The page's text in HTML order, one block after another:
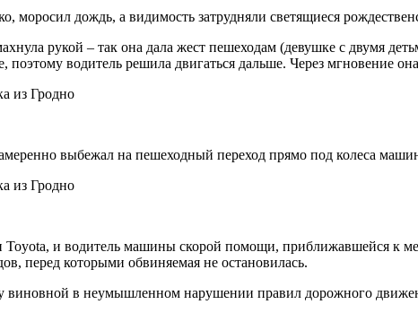
моросил дождь, а видимость затрудняли светящиеся
рукой – так она дала жест пешеходам (девушке с двумя
водитель решила двигаться дальше. Через мгновение
выбежал на пешеходный переход прямо под колеса
Toyota, и водитель машины скорой помощи, приближавшейся к
перед которыми обвиняемая не остановилась.
виновной в неумышленном нарушении правил дорожного